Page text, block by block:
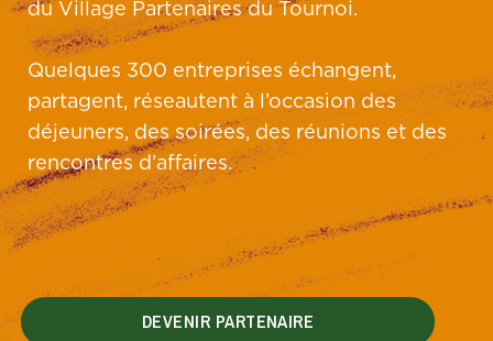
du Village Partenaires du Tournoi.
Quelques 300 entreprises échangent,
partagent, réseautent à l’occasion des
déjeuners, des soirées, des réunions et des
rencontres d’affaires.
DEVENIR PARTENAIRE